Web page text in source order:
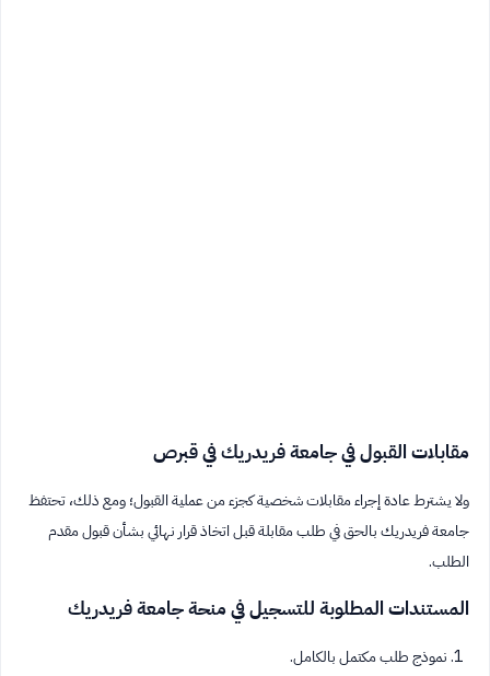
مقابلات القبول في جامعة فريدريك في قبرص
ولا يشترط عادة إجراء مقابلات شخصية كجزء من عملية القبول؛ ومع ذلك، تحتفظ
جامعة فريدريك بالحق في طلب مقابلة قبل اتخاذ قرار نهائي بشأن قبول مقدم
الطلب.
المستندات المطلوبة للتسجيل في منحة جامعة فريدريك
نموذج طلب مكتمل بالكامل.